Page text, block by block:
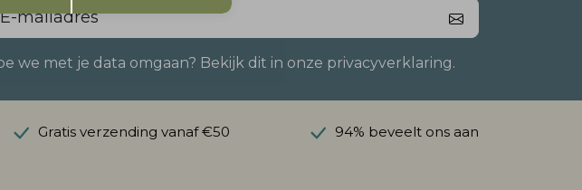
we met je data omgaan? Bekijk dit in onze privacyverklaring.
Gratis verzending vanaf €50 94% beveelt ons aan